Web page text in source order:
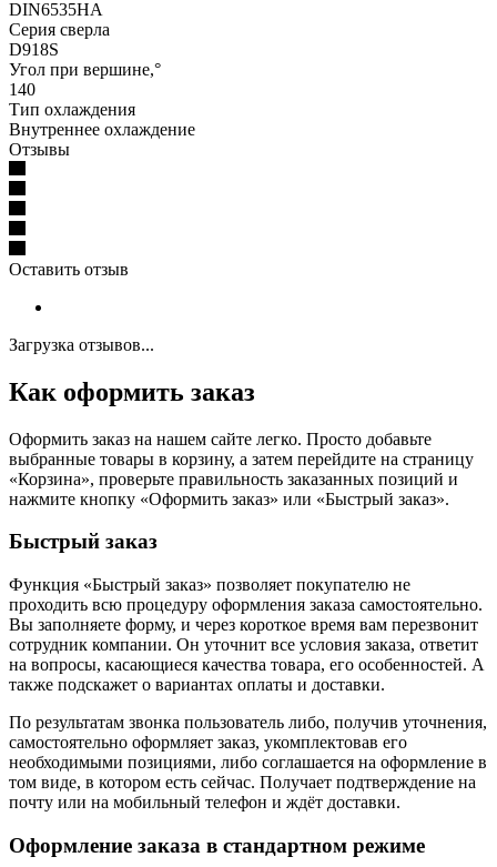
DIN6535HA
Серия сверла
D918S
Угол при вершине,°
140
Тип охлаждения
Внутреннее охлаждение
Отзывы
Оставить отзыв
Загрузка отзывов...
Как оформить заказ
Оформить заказ на нашем сайте легко. Просто добавьте
выбранные товары в корзину, а затем перейдите на страницу
«Корзина», проверьте правильность заказанных позиций и
нажмите кнопку «Оформить заказ» или «Быстрый заказ».
Быстрый заказ
Функция «Быстрый заказ» позволяет покупателю не
проходить всю процедуру оформления заказа самостоятельно.
Вы заполняете форму, и через короткое время вам перезвонит
сотрудник компании. Он уточнит все условия заказа, ответит
на вопросы, касающиеся качества товара, его особенностей. А
также подскажет о вариантах оплаты и доставки.
По результатам звонка пользователь либо, получив уточнения,
самостоятельно оформляет заказ, укомплектовав его
необходимыми позициями, либо соглашается на оформление в
том виде, в котором есть сейчас. Получает подтверждение на
почту или на мобильный телефон и ждёт доставки.
Оформление заказа в стандартном режиме